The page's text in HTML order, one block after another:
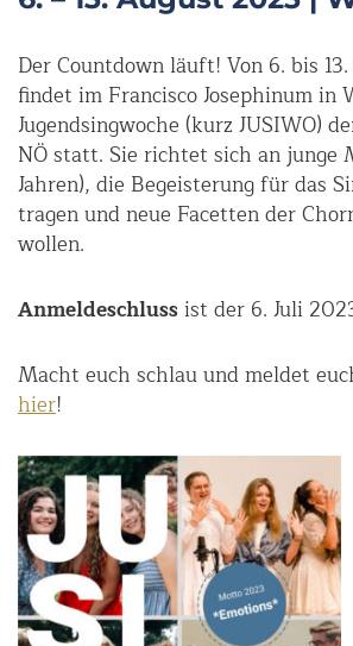
Der Countdown läuft! Von 6. bis
findet im Francisco Josephinum in
Jugendsingwoche (kurz JUSIWO)
NÖ statt. Sie richtet sich an junge
Jahren), die Begeisterung für das
tragen und neue Facetten der
wollen.
Anmeldeschlussist der 6. Juli
Macht euch schlau und meldet
hier!